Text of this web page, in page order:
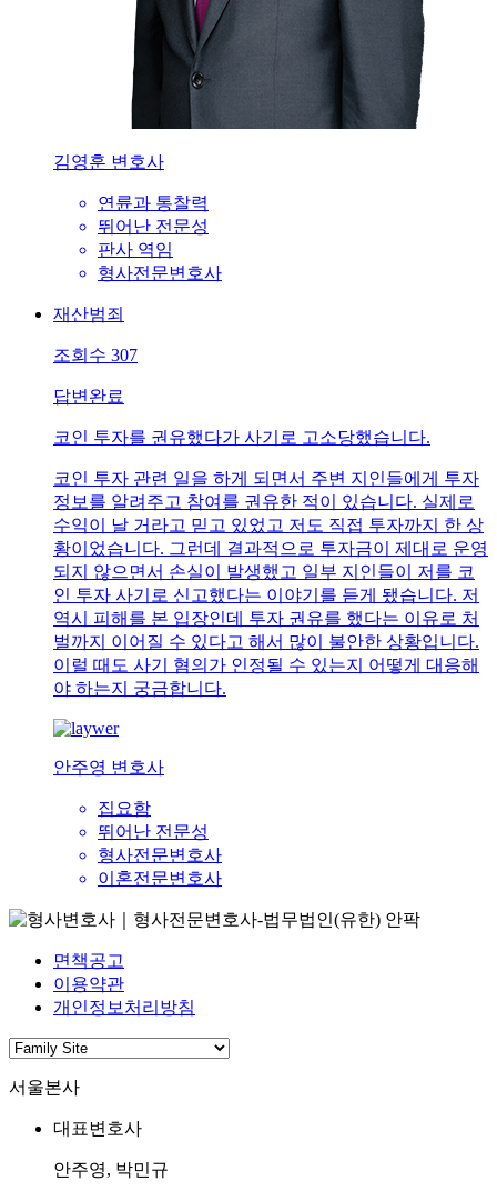
김영훈 변호사
연륜과 통찰력
뛰어난 전문성
판사 역임
형사전문변호사
재산범죄
조회수 307
답변완료
코인 투자를 권유했다가 사기로 고소당했습니다.
코인 투자 관련 일을 하게 되면서 주변 지인들에게 투자
정보를 알려주고 참여를 권유한 적이 있습니다. 실제로
수익이 날 거라고 믿고 있었고 저도 직접 투자까지 한 상
황이었습니다. 그런데 결과적으로 투자금이 제대로 운영
되지 않으면서 손실이 발생했고 일부 지인들이 저를 코
인 투자 사기로 신고했다는 이야기를 듣게 됐습니다. 저
역시 피해를 본 입장인데 투자 권유를 했다는 이유로 처
벌까지 이어질 수 있다고 해서 많이 불안한 상황입니다.
이럴 때도 사기 혐의가 인정될 수 있는지 어떻게 대응해
야 하는지 궁금합니다.
안주영 변호사
집요함
뛰어난 전문성
형사전문변호사
이혼전문변호사
면책공고
이용약관
개인정보처리방침
서울본사
대표변호사
안주영, 박민규